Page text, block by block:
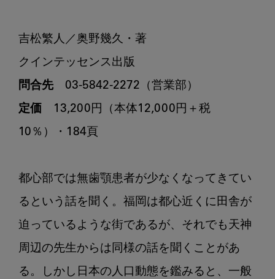
吉松繁人／奥野幾久・著
問合先
定価 13,200円（本体12,000円＋税
10％）・184頁
都心部では無歯顎患者が少なくなってきてい
るという話を聞く。福岡は都心近くに田舎が
迫っているような街であるが、それでも天神
周辺の先生からは同様の話を聞くことがあ
る。しかし日本の人口動態を鑑みると、一般